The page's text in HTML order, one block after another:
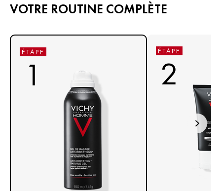
VOTRE ROUTINE COMPLÈTE
ÉTAPE
1
ÉTAPE
2